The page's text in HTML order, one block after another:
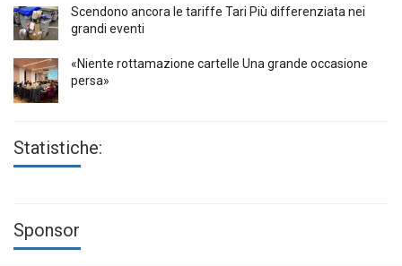
Scendono ancora le tariffe Tari Più differenziata nei
grandi eventi
«Niente rottamazione cartelle Una grande occasione
persa»
Statistiche:
Sponsor